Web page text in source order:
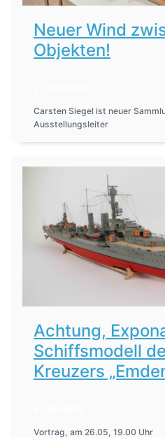
Neuer Wind
Objekten!
Carsten Siegel ist neuer
Ausstellungsleiter
Achtung,
Schiffsmodell
Kreuzers
Vortrag, am 26.05, 19.00 Uhr